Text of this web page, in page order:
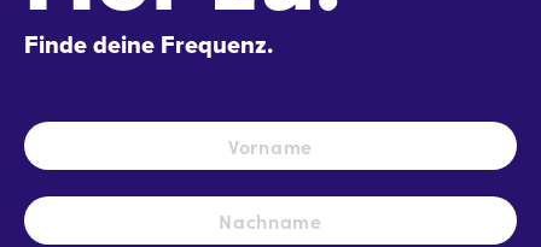
Finde deine Frequenz.
Name *